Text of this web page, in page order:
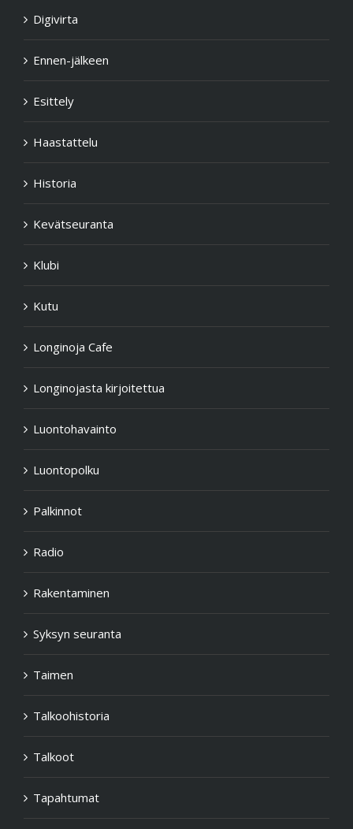
Digivirta
Ennen-jälkeen
Esittely
Haastattelu
Historia
Kevätseuranta
Klubi
Kutu
Longinoja Cafe
Longinojasta kirjoitettua
Luontohavainto
Luontopolku
Palkinnot
Radio
Rakentaminen
Syksyn seuranta
Taimen
Talkoohistoria
Talkoot
Tapahtumat